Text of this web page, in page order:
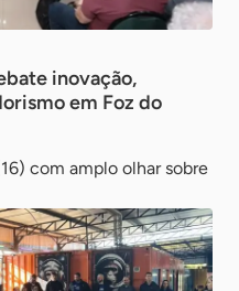
inovação,
em Foz do
com amplo olhar sobre